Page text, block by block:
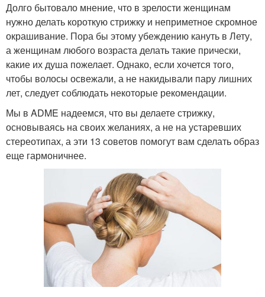
Долго бытовало мнение, что в зрелости женщинам
нужно делать короткую стрижку и неприметное скромное
окрашивание. Пора бы этому убеждению кануть в Лету,
а женщинам любого возраста делать такие прически,
какие их душа пожелает. Однако, если хочется того,
чтобы волосы освежали, а не накидывали пару лишних
лет, следует соблюдать некоторые рекомендации.
Мы в ADME надеемся, что вы делаете стрижку,
основываясь на своих желаниях, а не на устаревших
стереотипах, а эти 13 советов помогут вам сделать образ
еще гармоничнее.